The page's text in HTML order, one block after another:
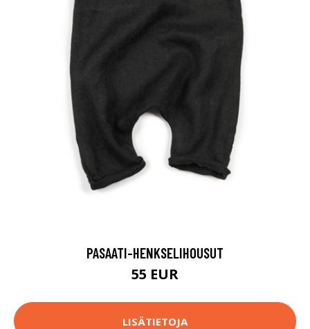
PASAATI-HENKSELIHOUSUT
55 EUR
LISÄTIETOJA